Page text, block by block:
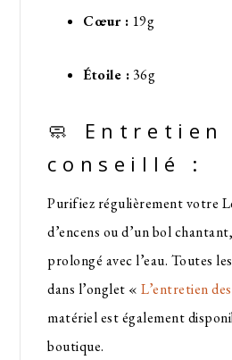
Cœur : 19g
Étoile : 36g
🧼 Entretien
conseillé :
Purifiez régulièrement votre
d’encens ou d’un bol
prolongé avec l’eau. Toutes
dans l’onglet «L’entretien
matériel est également
boutique.